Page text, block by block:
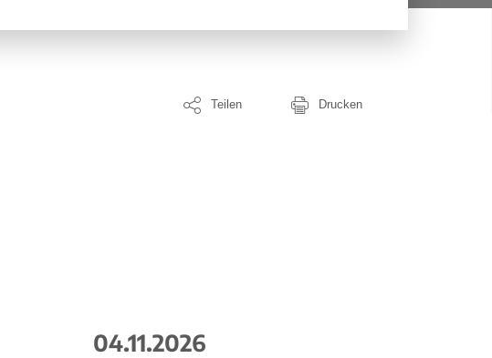
Teilen Drucken
04.11.2026